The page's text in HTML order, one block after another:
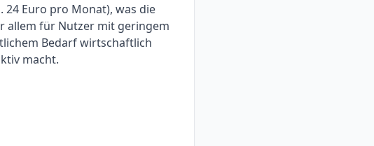
24 Euro pro Monat), was die
allem für Nutzer mit geringem
Bedarf wirtschaftlich
macht.